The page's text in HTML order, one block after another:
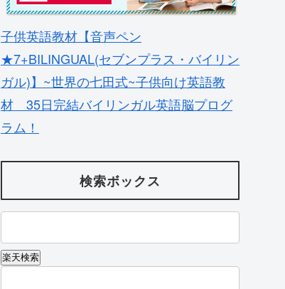
子供英語教材【音声ペン
★7+BILINGUAL(セブンプラス・バイリン
ガル)】~世界の七田式~子供向け英語教
材 35日完結バイリンガル英語脳プログ
ラム！
検索ボックス